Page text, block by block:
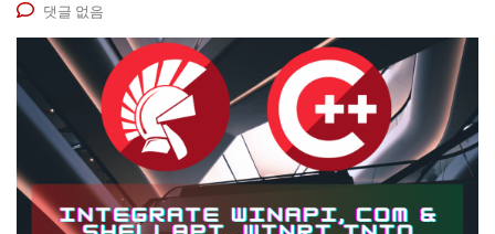
댓글 없음